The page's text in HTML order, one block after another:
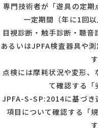
専門技術者が「遊具の定期
一定期間（年に1回
目視診断・触手診断・聴音
あるいはJPFA検査器具や
す
点検には摩耗状況や変形
て確認する「
JPFA-S-SP:2014に基づき
項目について確認する「
す